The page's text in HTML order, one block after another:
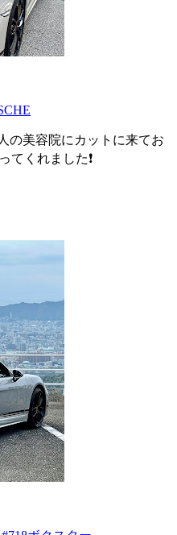
の美容院にカットに来てお
てくれました❗️